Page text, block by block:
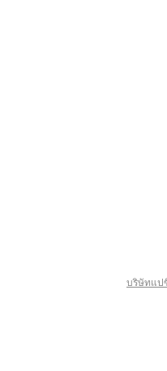
บริษัทแป